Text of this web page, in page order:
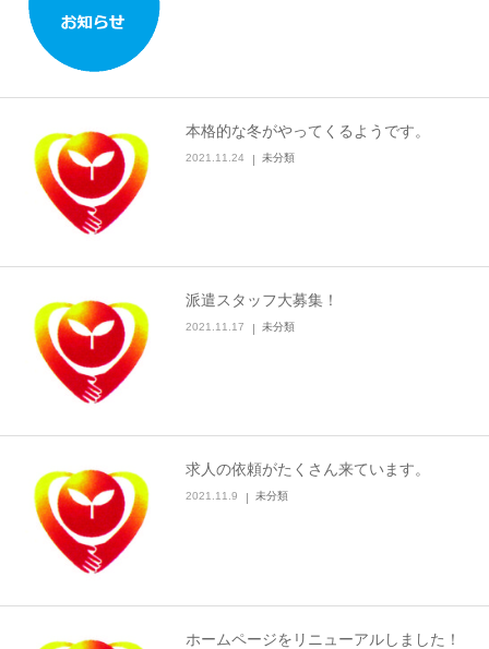
本格的な冬がやってくるようです。
2021.11.24 未分類
派遣スタッフ大募集！
2021.11.17 未分類
求人の依頼がたくさん来ています。
2021.11.9 未分類
ホームページをリニューアルしました！